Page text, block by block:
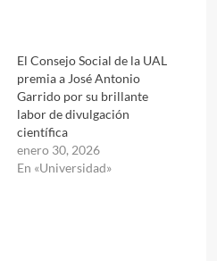
El Consejo Social de la UAL
premia a José Antonio
Garrido por su brillante
labor de divulgación
científica
enero 30, 2026
En «Universidad»